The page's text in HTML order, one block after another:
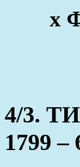
x
4/3.
1799 –